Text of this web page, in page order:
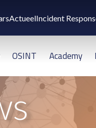
ActueelIncident
OSINT Academy